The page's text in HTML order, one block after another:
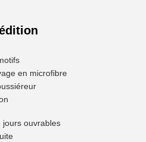
en microfibre
jours ouvrables